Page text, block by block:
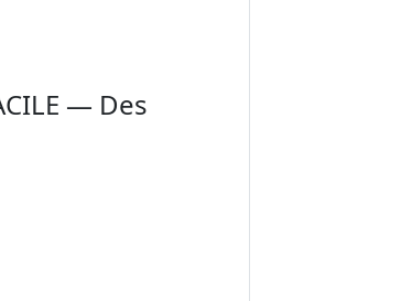
— Des